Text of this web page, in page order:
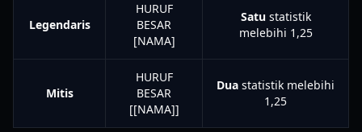
Legendaris
HURUF
BESAR
[NAMA]
Satustatistik
melebihi 1,25
Mitis
HURUF
BESAR
[[NAMA]]
Dua statistik melebihi
1,25